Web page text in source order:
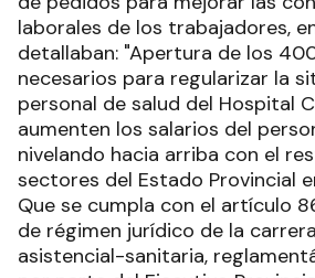
laborales de los trabajadores,
detallaban: "Apertura de los
necesarios para regularizar la
personal de salud del Hospital
aumenten los salarios del
nivelando hacia arriba con el
sectores del Estado Provincial
Que se cumpla con el artículo
de régimen jurídico de la
asistencial-sanitaria,